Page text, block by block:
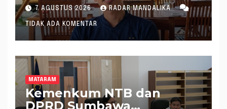
Pimpin KONI NTB
7 AGUSTUS 2026 RADAR MANDALIKA
TIDAK ADA KOMENTAR
MATARAM
Kemenkum NTB dan
DPRD Sumbawa